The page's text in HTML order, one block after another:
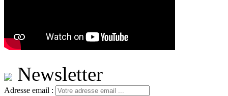
Newsletter
Adresse email :